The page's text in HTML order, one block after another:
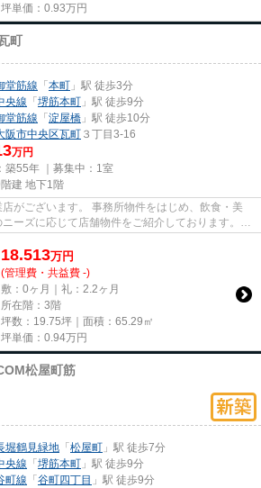
坪単価： 0.93万円
町
堂筋線 「本町 」駅 徒歩3分
央線 「堺筋本町 」駅 徒歩9分
堂筋線 「淀屋橋 」駅 徒歩10分
阪市中央区瓦町 ３丁目3-16
万円
築55年 ｜募集中： 1室
建 地下1階
がございます。 事務所物件をはじめ、飲食・美
ーズに応じて店舗物件をご紹介しております。
切...
18.513万円
(管理費・共益費 -)
敷：0ヶ月｜礼：2.2ヶ月
所在階：3階
坪数：19.75坪｜面積：65.29㎡
坪単価： 0.94万円
松屋町筋
堀鶴見緑地 「松屋町 」駅 徒歩7分
央線 「堺筋本町 」駅 徒歩9分
町線 「谷町四丁目 」駅 徒歩9分